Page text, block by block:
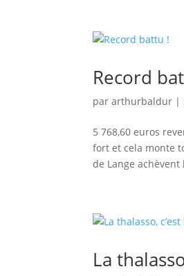
Record
pararthurbaldur |
5 768,60 euros
fort et cela monte
de Lange achèvent
La